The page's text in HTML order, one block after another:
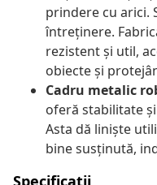
prindere cu arici.
întreținere.
rezistent și util,
obiecte și
Cadru metalic
oferă stabilitate
Asta dă liniște
bine susținută,
Specificații